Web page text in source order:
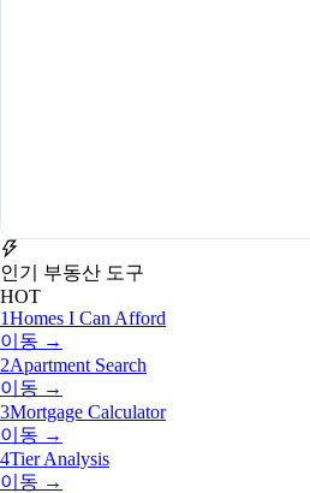
인기 부동산 도구
HOT
1Homes I Can Afford
이동 →
2Apartment Search
이동 →
3Mortgage Calculator
이동 →
4Tier Analysis
이동 →